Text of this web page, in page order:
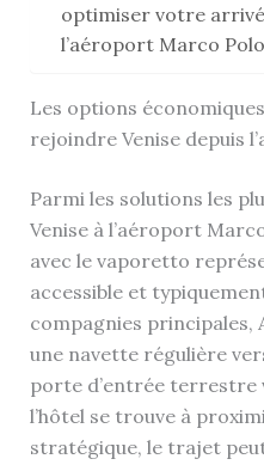
optimiser votre
l’aéroport Marco Polo
Les options
rejoindre Venise depuis
Parmi les solutions les
Venise à l’aéroport
avec le vaporetto
accessible et
compagnies principales,
une navette régulière
porte d’entrée terrestre
l’hôtel se trouve à
stratégique, le trajet